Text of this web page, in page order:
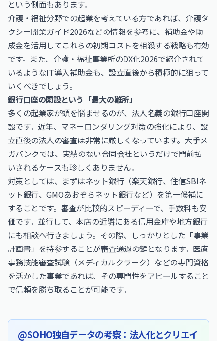
という側面もあります。
介護・福祉分野での起業を考えている方であれば、 介護タ
クシー開業ガイド2026などの情報を参考に、補助金や助
成金を活用してこれらの初期コストを相殺する戦略も有効
です。また、 介護・福祉事業所のDX化2026で紹介されて
いるようなIT導入補助金も、設立直後から積極的に狙って
いくべきでしょう。
銀行口座の開設という「最大の難所」
多くの起業家が頭を悩ませるのが、法人名義の銀行口座開
設です。近年、マネーロンダリング対策の強化により、設
立直後の法人の審査は非常に厳しくなっています。大手メ
ガバンクでは、実績のない合同会社というだけで門前払
いされるケースも珍しくありません。
対策としては、まずはネット銀行（楽天銀行、住信SBIネ
ット銀行、GMOあおぞらネット銀行など）を第一候補に
することです。審査が比較的スピーディーで、手数料も安
価です。並行して、本店の近隣にある信用金庫や地方銀行
にも相談へ行きましょう。その際、しっかりとした「事業
計画書」を持参することが審査通過の鍵となります。 医療
事務技能審査試験（メディカルクラーク） などの専門資格
を活かした事業であれば、その専門性をアピールすること
で信頼を勝ち取ることが可能です。
@SOHO独自データの考察：法人化とクリエイ